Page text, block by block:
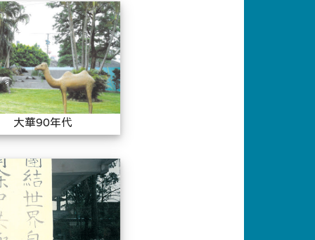
大華90年代
大華90年代
大華70年代